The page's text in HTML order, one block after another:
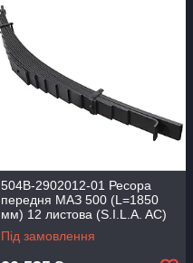
504В-2902012-01 Ресора
передня МАЗ 500 (L=1850
мм) 12 листова (S.I.L.A. AC)
Під замовлення